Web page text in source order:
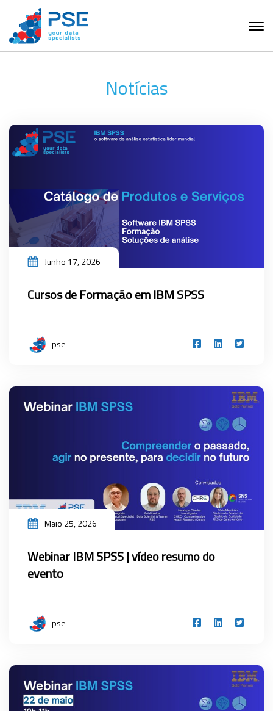
Notícias
Junho 17, 2026
Cursos de Formação em IBM SPSS
pse
Maio 25, 2026
Webinar IBM SPSS | vídeo resumo do
evento
pse